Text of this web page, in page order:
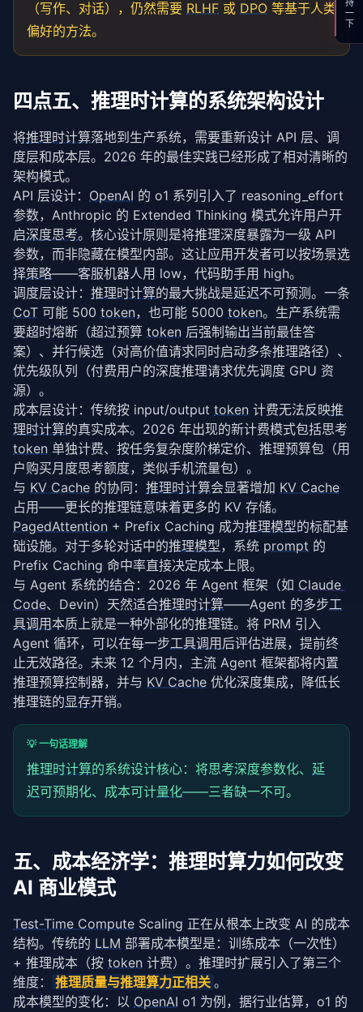
（写作、对话），仍然需要 RLHF 或 DPO 等基于人类
偏好的方法。
四点五、推理时计算的系统架构设计
将推理时计算落地到生产系统，需要重新设计 API 层、调
度层和成本层。2026 年的最佳实践已经形成了相对清晰的
架构模式。
API 层设计： OpenAI 的 o1 系列引入了 reasoning_effort
参数，Anthropic 的 Extended Thinking 模式允许用户开
启深度思考。核心设计原则是将推理深度暴露为一级 API
参数，而非隐藏在模型内部。这让应用开发者可以按场景选
择策略——客服机器人用 low，代码助手用 high。
调度层设计： 推理时计算的最大挑战是延迟
CoT 可能 500 token，也可能 5000 token。生产系统需
要超时熔断（超过预算 token 后强制输出当前最佳答
案）、并行候选（对高价值请求同时启动多条推理路径）、
优先级队列（付费用户的深度推理请求优先调度 GPU 资
源）。
成本层设计：传统按 input/output token 计费无法反映推
理时计算
token 单独计费、按任务复杂度阶梯定价、推理预算包（用
户购买月度思考额度，类似手机流量包）。
与 KV Cache 的协同： 推理时计算会显著增加 KV Cache
占用——更长的推理链意味着更多的 KV 存储。
PagedAttention + Prefix Caching 成为推理模型的标配基
础设施。对于多轮对话中的推理模型，系统 prompt 的
Prefix Caching 命中率直接决定成本上限。
与 Agent 系统的结合：2026 年 Agent 框架（如 Claude
Code、Devin）天然适合推理时计算——Agent 的多步工
具调用本质上就是一种外部化的推理链。将 PRM 引入
Agent 循环，可以在每一步工具调用 后评估进展，提前终
止无效路径。未来 12 个月内，主流 Agent 框架都将内置
推理预算控制器，并与 KV Cache 优化深度集成，降低长
推理链的显存开销。
💡 一句话理解
推理时计算的系统设计核心：将思考深度参数化、 延
迟可预期化、成本可计量化——三者缺一不可。
五、成本经济学：推理时算力如何改变
AI 商业模式
Test-Time Compute Scaling 正在从根本上改变 AI 的成本
结构。传统的 LLM 部署成本模型是：训练成本（一次性）
+ 推理成本（按 token 计费）。推理时扩展引入了第三个
维度：
推理质量与推理算力正相关 。
成本模型的变化：以 OpenAI o1 为例，据行业估算，o1 的